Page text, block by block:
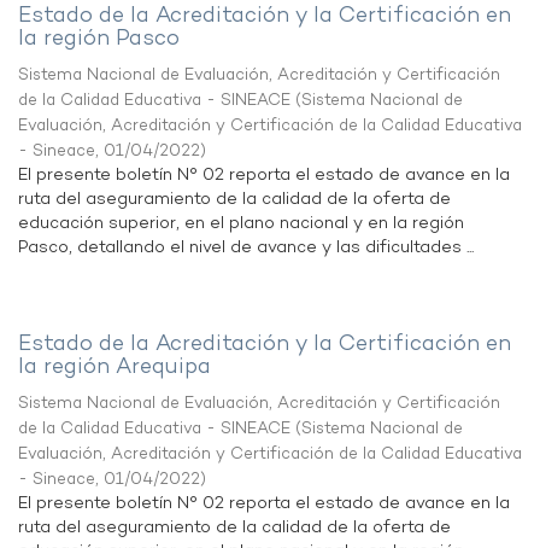
Estado de la Acreditación y la Certificación en
la región Pasco
Sistema Nacional de Evaluación, Acreditación y Certificación
de la Calidad Educativa - SINEACE (Sistema Nacional de
Evaluación, Acreditación y Certificación de la Calidad Educativa
- Sineace, 01/04/2022)
El presente boletín N° 02 reporta el estado de avance en la
ruta del aseguramiento de la calidad de la oferta de
educación superior, en el plano nacional y en la región
Pasco, detallando el nivel de avance y las dificultades ...
Estado de la Acreditación y la Certificación en
la región Arequipa
Sistema Nacional de Evaluación, Acreditación y Certificación
de la Calidad Educativa - SINEACE (Sistema Nacional de
Evaluación, Acreditación y Certificación de la Calidad Educativa
- Sineace, 01/04/2022)
El presente boletín N° 02 reporta el estado de avance en la
ruta del aseguramiento de la calidad de la oferta de